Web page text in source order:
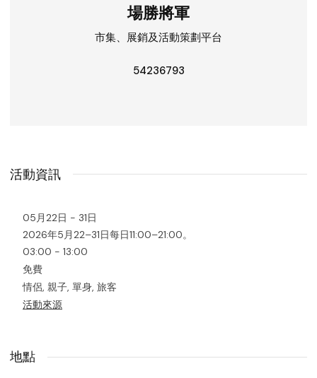
場勝將軍
市集、展銷及活動策劃平台
54236793
活動資訊
05月22日 - 31日
2026年5月22–31日每日11:00–21:00。
03:00 - 13:00
免費
情侶, 親子, 單身, 旅客
活動來源
地點